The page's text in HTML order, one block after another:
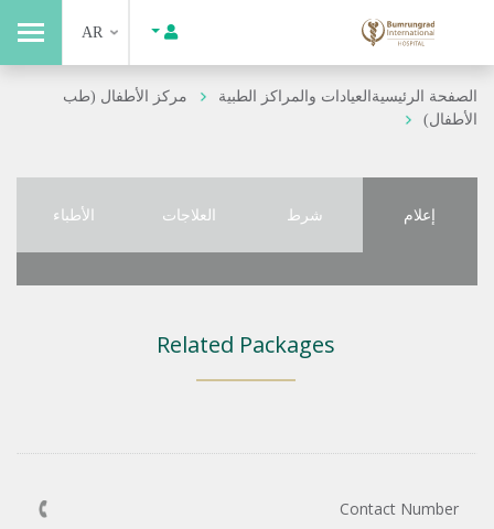
AR
الصفحة الرئيسيةالعيادات والمراكز الطبية
مركز الأطفال (طب
الأطفال)
إعلام شرط العلاجات الأطباء
Related Packages
Contact Number